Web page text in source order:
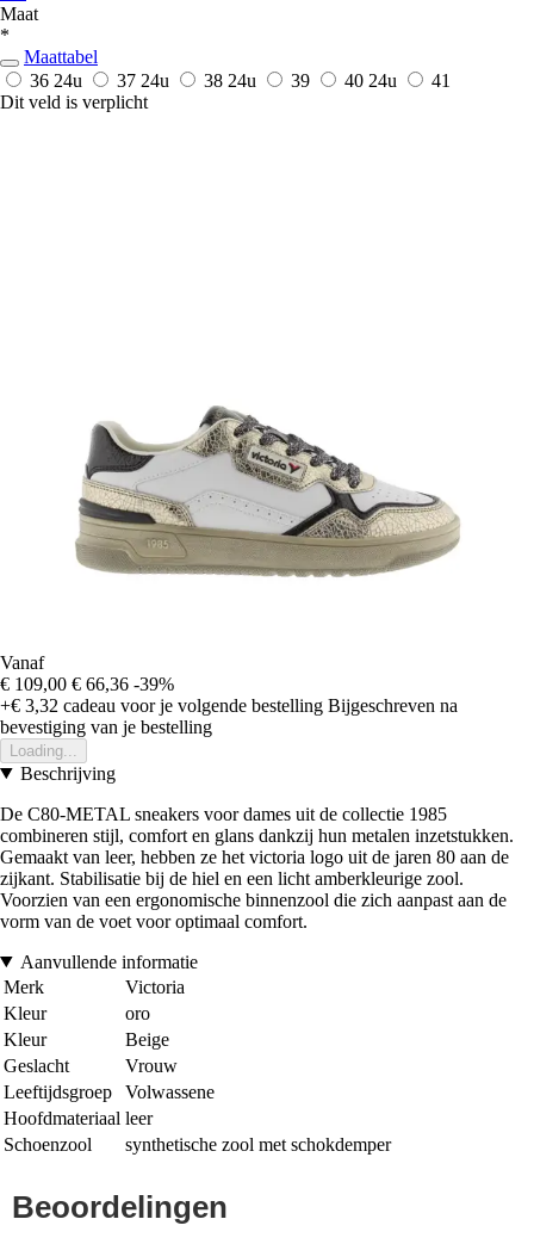
Maat
*
Maattabel
36 24u 37 24u 38 24u 39 40 24u
41
Dit veld is verplicht
Vanaf
€ 109,00 € 66,36 -39%
+€ 3,32 cadeau voor je volgende bestelling Bijgeschreven na
bevestiging van je bestelling
Loading...
Beschrijving
De C80-METAL sneakers voor dames uit de collectie 1985
combineren stijl, comfort en glans dankzij hun metalen inzetstukken.
Gemaakt van leer, hebben ze het victoria logo uit de jaren 80 aan de
zijkant. Stabilisatie bij de hiel en een licht amberkleurige zool.
Voorzien van een ergonomische binnenzool die zich aanpast aan de
vorm van de voet voor optimaal comfort.
Aanvullende informatie
Merk
Victoria
Kleur
oro
Kleur
Beige
Geslacht
Vrouw
Leeftijdsgroep
Volwassene
Hoofdmateriaal leer
Schoenzool
synthetische zool met schokdemper